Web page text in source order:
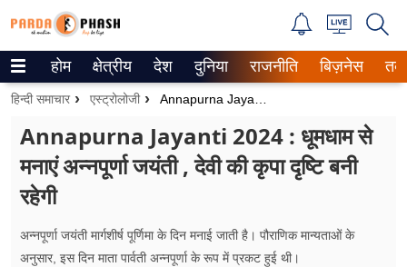
Trending on Google News
वेब स्टोरीज
उत्तर प्रदेश
गैलरी
होम क्षेत्रीय देश दुनिया राजनीति बिज़नेस
हिन्दी समाचार एस्ट्रोलोजी Annapurna Jayanti 2024 : धूमधाम से मनाएं
Annapurna Jayanti 2024 : धूमधाम से
मनाएं अन्नपूर्णा जयंती , देवी की कृपा दृष्टि बनी
रहेगी
अन्नपूर्णा जयंती मार्गशीर्ष पूर्णिमा के दिन मनाई जाती है। पौराणिक मान्यताओं के
अनुसार, इस दिन माता पार्वती अन्नपूर्णा के रूप में प्रकट हुई थी।